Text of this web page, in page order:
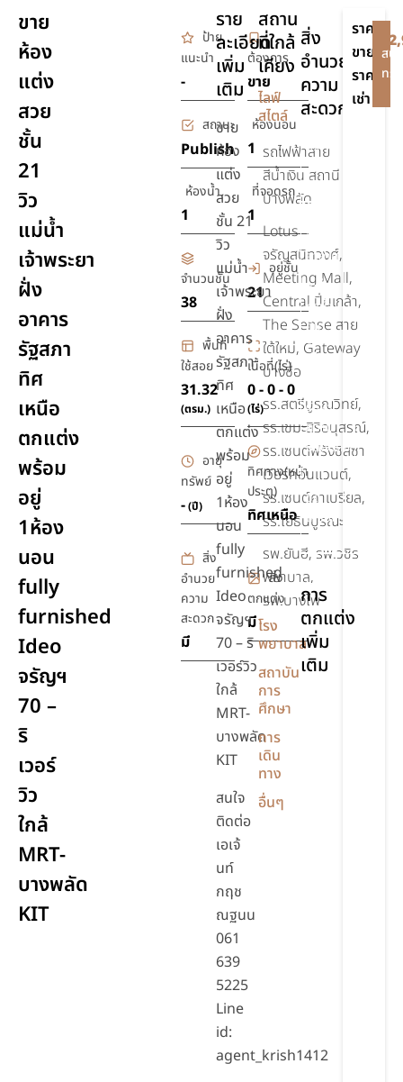
ขาย
ห้อง
แต่ง
สวย
ชั้น
21
วิว
แม่น้ำ
เจ้าพระยา
ฝั่ง
อาคาร
รัฐสภา
ทิศ
เหนือ
ตกแต่ง
พร้อม
อยู่
1ห้อง
นอน
fully
furnished
Ideo
จรัญฯ
70 –
ริ
เวอร์
วิว
ใกล้
MRT-
บางพลัด
KIT
ป้าย
แนะนำ
-
ต้องการ
ขาย
สถานะ
Publish
ห้องนอน
1
ห้องน้ำ
1
ที่จอดรถ
1
จำนวนชั้น
38
อยู่ชั้น
21
พื้นที่
ใช้สอย
31.32
(ตรม.)
เนื้อที่(ไร่)
0 - 0 - 0
(ไร่)
อายุ
ทรัพย์
-(ปี)
ทิศทาง(หน้า
ประตู)
ทิศเหนือ
สิ่ง
อำนวย
ความ
สะดวก
มี
สิ่ง
ตกแต่ง
มี
ราย
ละเอียด
เพิ่ม
เติม
ขาย
ห้อง
แต่ง
สวย
ชั้น 21
วิว
แม่น้ำ
เจ้าพระยา
ฝั่ง
อาคาร
รัฐสภา
ทิศ
เหนือ
ตกแต่ง
พร้อม
อยู่
1ห้อง
นอน
fully
furnished
Ideo
จรัญฯ
70 – ริ
เวอร์วิว
ใกล้
MRT-
บางพลัด
KIT
สนใจ
ติดต่อ
เอเจ้
นท์
กฤช
ณฐนน
061
639
5225
Line
id:
agent_krish1412
สถาน
ที่ใกล้
เคียง
ไลฟ์
สไตล์
รถไฟฟ้าสาย
สีน้ำเงิน สถานี
บางพลัด
Lotus
จรัญสนิทวงศ์,
Meeting Mall,
Central ปิ่นเกล้า,
The Sense สาย
ใต้ใหม่, Gateway
บางซื่อ
รร.สตรีบูรณวิทย์,
รร.เขมะสิริอนุสรณ์,
รร.เซนต์ฟรังซิสซา
เวียร์คอนแวนต์,
รร.เซนต์คาเบรียล,
รร.โยธินบูรณะ
รพ.ยันฮี, รพ.วชิร
พยาบาล,
รพ.บางโพ
โรง
พยาบาล
สถาบัน
การ
ศึกษา
การ
เดิน
ทาง
อื่นๆ
สิ่ง
อำนวย
ความ
สะดวก
สระ
ว่าย
น้ำ
ปรับ
อากาศ
เครื่อง
ทำน้ำ
อุ่น
เตียง
รักษา
ความ
ปลอดภัย
24 ชม.
ชุด
เครื่อง
ครัว
การ
ตกแต่ง
เพิ่ม
เติม
ราคา
ขาย
฿
ราคา
เช่า
สน
ทรั